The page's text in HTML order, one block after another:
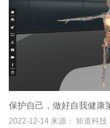
保护自己，做好自我健康
2022-12-14 来源： 矩道科技